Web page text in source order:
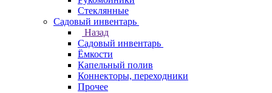
Стеклянные
Садовый инвентарь
Назад
Садовый инвентарь
Ёмкости
Капельный полив
Коннекторы, переходники
Прочее